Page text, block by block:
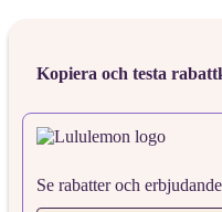
Kopiera och testa
Se rabatter och